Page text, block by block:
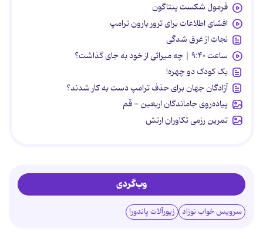
فرمول شکست پنتاگون
افشای اطلاعات برای ترور بارون ترامپ
نجات از غرق شدگی
ساعت ۹:۴۰ | چه میراثی از خود به جای گذاشت؟
یک کودک دو چهره!
آزادگان جهان برای حذف ترامپ دست به کار شدند؟
پیاده‌روی جاماندگان اربعین - قم
تمرین رزمی تکاوران ارتش
وب‌گردی
سرویس خواب نوزاد زیورآلات پاندورا